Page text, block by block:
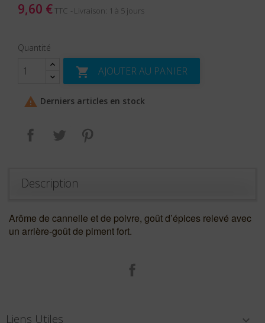
9,60 € TTC Livraison: 1 à 5 jours
Quantité
 AJOUTER AU PANIER
 Derniers articles en stock
Partager Tweet
Description
Arôme de cannelle et de poivre, goût d’épices relevé avec
un arrière-goût de piment fort.
Liens Utiles